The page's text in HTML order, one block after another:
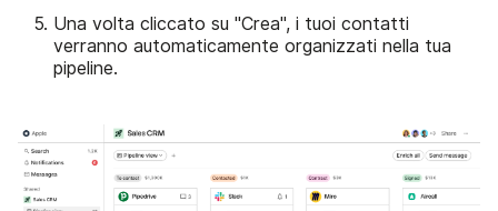
Una volta cliccato su "Crea", i tuoi contatti
verranno automaticamente organizzati nella tua
pipeline.